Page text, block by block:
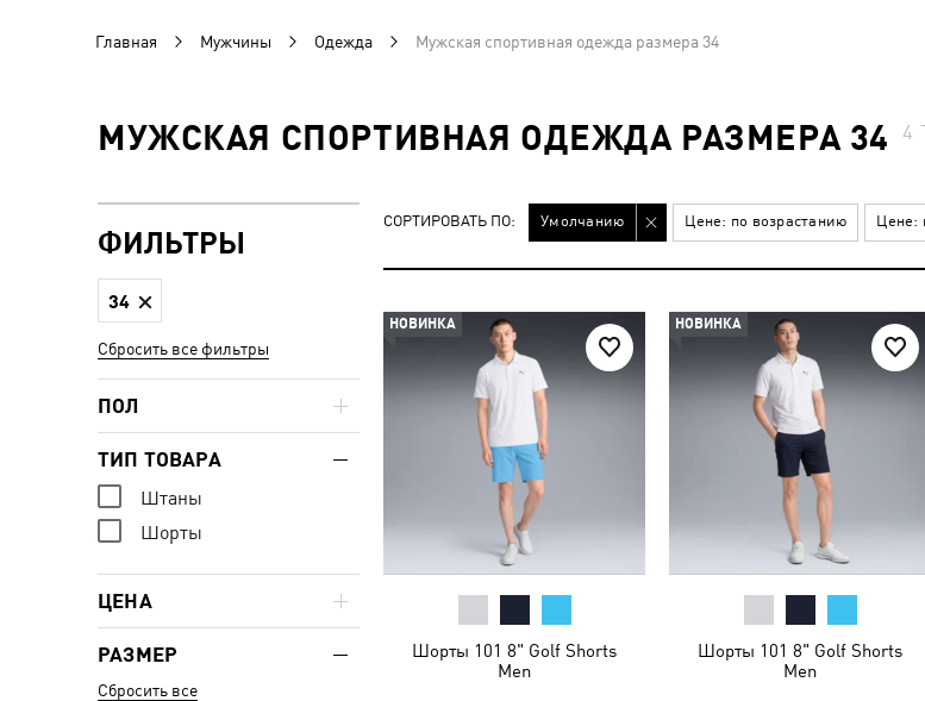
Главная Мужчины Одежда Мужская спортивная одежда размера 34
МУЖСКАЯ СПОРТИВНАЯ ОДЕЖДА РАЗМЕРА 34 4
СОРТИРОВАТЬ ПО: Умолчанию Цене: по возрастанию Цене:
НОВИНКА
Шорты 101 8" Golf Shorts
Men
НОВИНКА
Шорты 101 8" Golf Shorts
Men
ФИЛЬТРЫ
34
Сбросить все фильтры
ПОЛ
ТИП ТОВАРА
Штаны
Шорты
ЦЕНА
РАЗМЕР
Сбросить все